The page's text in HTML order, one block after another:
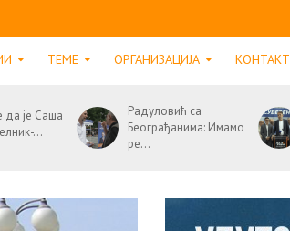
ТЕМЕ ОРГАНИЗАЦИЈА КОНТАКТ
да је Саша
...
Радуловић са
Београђанима: Имамо
ре...